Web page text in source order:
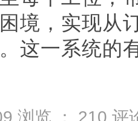
境，实现从
这一系统的
浏览 ： 210 评